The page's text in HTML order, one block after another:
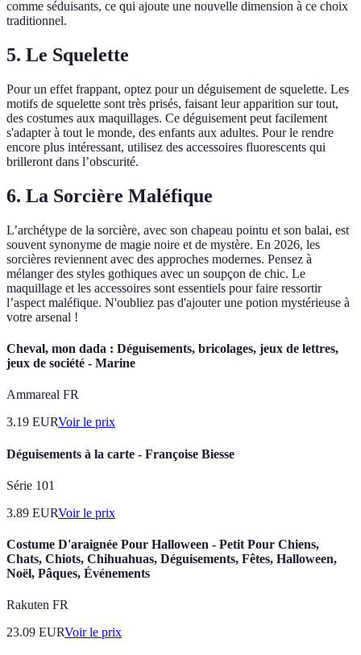
comme séduisants, ce qui ajoute une nouvelle dimension à ce choix
traditionnel.
5. Le Squelette
Pour un effet frappant, optez pour un déguisement de squelette. Les
motifs de squelette sont très prisés, faisant leur apparition sur tout,
des costumes aux maquillages. Ce déguisement peut facilement
s'adapter à tout le monde, des enfants aux adultes. Pour le rendre
encore plus intéressant, utilisez des accessoires fluorescents qui
brilleront dans l’obscurité.
6. La Sorcière Maléfique
L’archétype de la sorcière, avec son chapeau pointu et son balai, est
souvent synonyme de magie noire et de mystère. En 2026, les
sorcières reviennent avec des approches modernes. Pensez à
mélanger des styles gothiques avec un soupçon de chic. Le
maquillage et les accessoires sont essentiels pour faire ressortir
l’aspect maléfique. N'oubliez pas d'ajouter une potion mystérieuse à
votre arsenal !
Cheval, mon dada : Déguisements, bricolages, jeux de lettres,
jeux de société - Marine
Ammareal FR
3.19 EURVoir le prix
Déguisements à la carte - Françoise Biesse
Série 101
3.89 EURVoir le prix
Costume D'araignée Pour Halloween - Petit Pour Chiens,
Chats, Chiots, Chihuahuas, Déguisements, Fêtes, Halloween,
Noël, Pâques, Événements
Rakuten FR
23.09 EURVoir le prix